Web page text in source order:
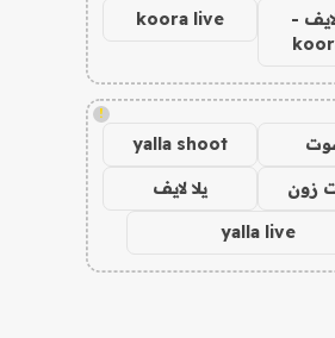
-
koora live
!
yalla shoot
زون يلا لايف
yalla live